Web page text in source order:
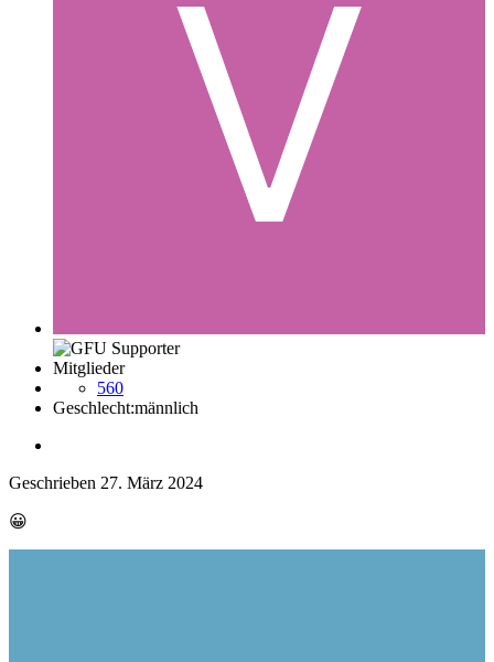
Mitglieder
560
Geschlecht:männlich
Geschrieben 27. März 2024
😀